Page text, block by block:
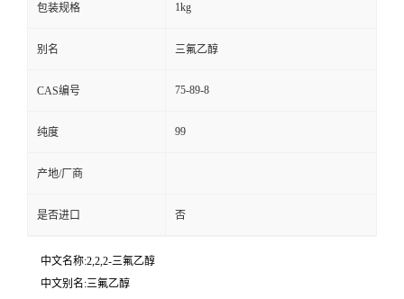
包装规格 1kg
别名 三氟乙醇
CAS编号 75-89-8
纯度 99
产地/厂商
是否进口 否
中文名称:2,2,2-三氟乙醇
中文别名:三氟乙醇